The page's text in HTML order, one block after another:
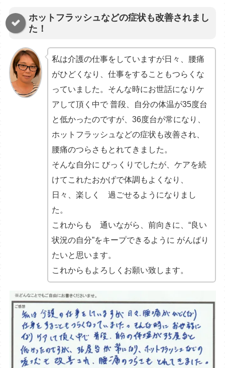
ホットフラッシュなどの症状も改善されまし
た！
私は介護の仕事をしていますが日々、腰痛
がひどくなり、仕事をすることもつらくな
っていました。そんな時にお世話になりケ
アして頂く中で 普段、自分の体温が35度台
と低かったのですが、36度台が常になり、
ホットフラッシュなどの症状も改善され、
腰痛のつらさもとれてきました。
そんな自分に びっくりでしたが、ケアを続
けてこれたおかげで体調もよくなり、
日々、楽しく 過ごせるようになりまし
た。
これからも 通いながら、前向きに、“良い
状況の自分”をキープできるように がんばり
たいと思います。
これからもよろしくお願い致します。